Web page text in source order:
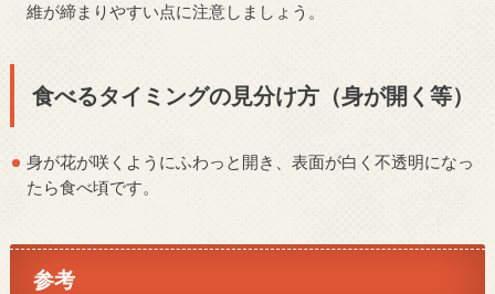
維が締まりやすい点に注意しましょう。
食べるタイミングの見分け方（身が開く等）
身が花が咲くようにふわっと開き、表面が白く不透明になっ
たら食べ頃です。
参考